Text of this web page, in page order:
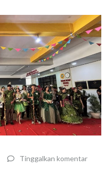
Tinggalkan komentar